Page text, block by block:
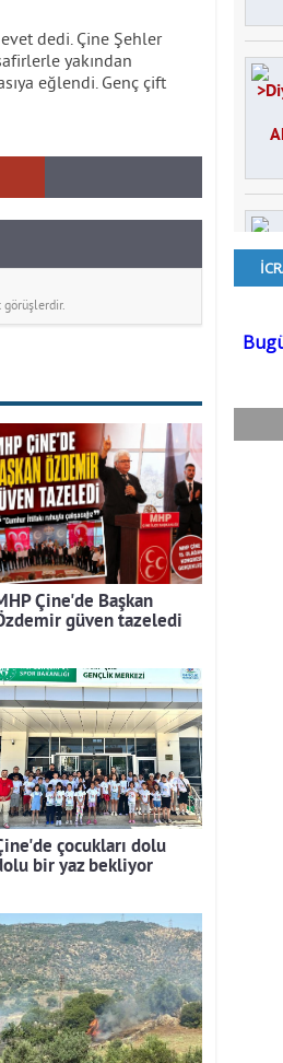
dedi. Çine Şehler
yakından
eğlendi. Genç çift
Çine'de Başkan
güven tazeledi
çocukları dolu
bir yaz bekliyor